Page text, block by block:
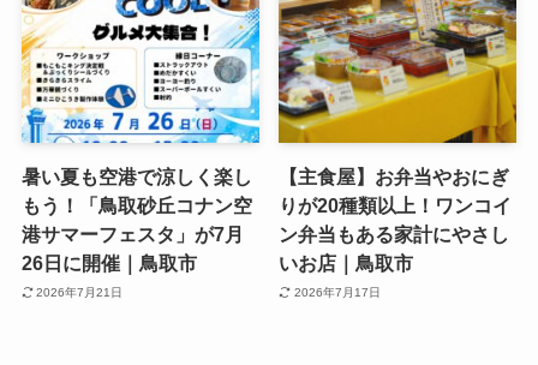
暑い夏も空港で涼しく楽し
もう！「鳥取砂丘コナン空
港サマーフェスタ」が7月
26日に開催｜鳥取市
2026年7月21日
【主食屋】お弁当やおにぎ
りが20種類以上！ワンコイ
ン弁当もある家計にやさし
いお店｜鳥取市
2026年7月17日